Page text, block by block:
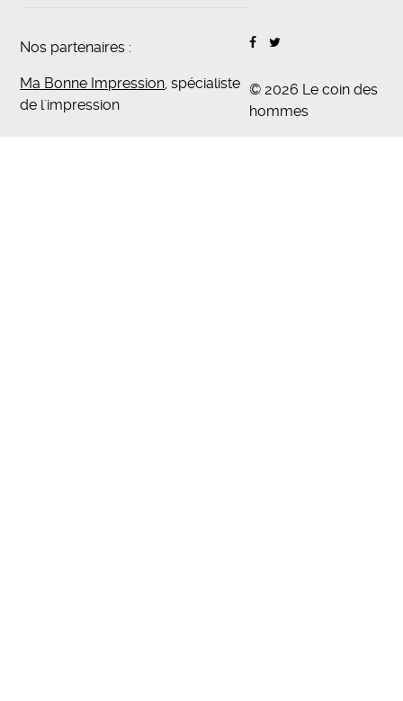
Nos partenaires :
Ma Bonne Impression, spécialiste
de l'impression
© 2026 Le coin des
hommes